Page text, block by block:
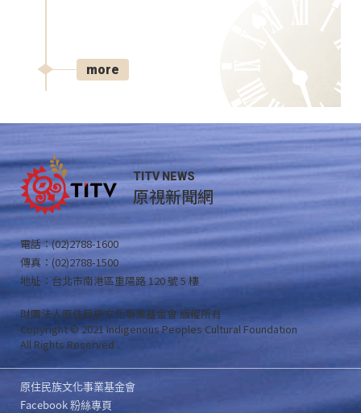
more
TITV NEWS
原視新聞網
電話：(02)2788-1600
傳真：(02)2788-1500
地址：台北市南港區重陽路 120 號 5 樓
財團法人原住民族文化事業基金會 版權所有
Copyright © 2021 Indigenous Peoples Cultural Foundation
All Rights Reserved .
原住民族文化事業基金會
Facebook 粉絲專頁